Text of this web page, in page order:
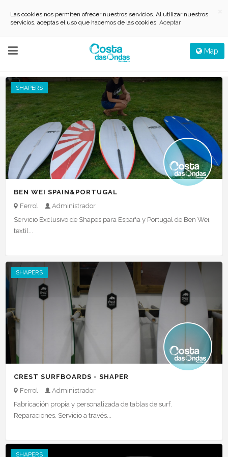
Map
FILTRO AVANZADO
3 Listado(s)
SHAPERS
BEN WEI SPAIN&PORTUGAL
Ferrol
Administrador
Servicio Exclusivo de Shapes para España y Portugal de Ben Wei,
textil...
SHAPERS
CREST SURFBOARDS - SHAPER
Ferrol
Administrador
Fabricación propia y personalizada de tablas de surf.
Reparaciones. Servicio a través...
SHAPERS
Las cookies nos permiten ofrecer nuestros servicios. Al utilizar nuestros
servicios, aceptas el uso que hacemos de las cookies. Aceptar